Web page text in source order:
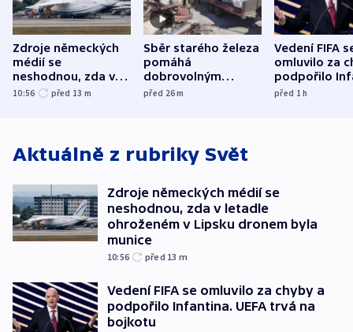
Zdroje německých
médií se
neshodnou, zda v
letadle ohroženém
10:56 před 13 m
Sběr starého železa
pomáhá
dobrovolným
hasičům financovat
před 26m
Vedení FIFA
omluvilo za
podpořilo
UEFA trvá na
před 1h
Aktuálně z rubriky Svět
Zdroje německých médií se
neshodnou, zda v letadle
ohroženém v Lipsku dronem byla
munice
10:56 před 13 m
Vedení FIFA se omluvilo za chyby a
podpořilo Infantina. UEFA trvá na
bojkotu